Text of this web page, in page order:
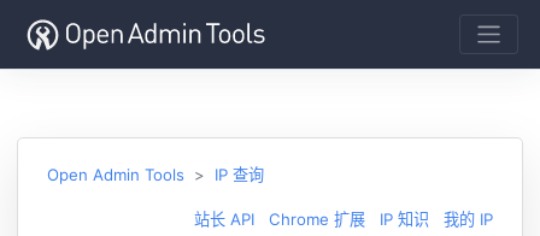
Open Admin Tools IP 查询
站长 API Chrome 扩展 IP 知识 我的 IP